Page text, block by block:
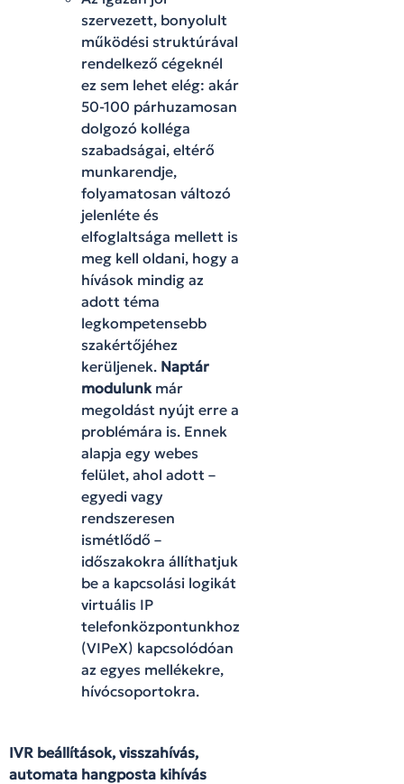
szervezett, bonyolult
működési struktúrával
rendelkező cégeknél
ez sem lehet elég: akár
50-100 párhuzamosan
dolgozó kolléga
szabadságai, eltérő
munkarendje,
folyamatosan változó
jelenléte és
elfoglaltsága mellett is
meg kell oldani, hogy a
hívások mindig az
adott téma
legkompetensebb
szakértőjéhez
kerüljenek. Naptár
modulunk már
megoldást nyújt erre a
problémára is. Ennek
alapja egy webes
felület, ahol adott –
egyedi vagy
rendszeresen
ismétlődő –
időszakokra állíthatjuk
be a kapcsolási logikát
virtuális IP
telefonközpontunkhoz
(VIPeX) kapcsolódóan
az egyes mellékekre,
hívócsoportokra.
IVR beállítások, visszahívás,
automata hangposta kihívás